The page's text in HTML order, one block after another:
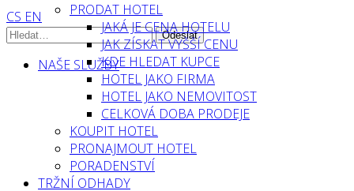
CS EN
NAŠE SLUŽBY
PRODAT HOTEL
JAKÁ JE CENA HOTELU
JAK ZÍSKAT VYŠŠÍ CENU
KDE HLEDAT KUPCE
HOTEL JAKO FIRMA
HOTEL JAKO NEMOVITOST
CELKOVÁ DOBA PRODEJE
KOUPIT HOTEL
PRONAJMOUT HOTEL
PORADENSTVÍ
TRŽNÍ ODHADY